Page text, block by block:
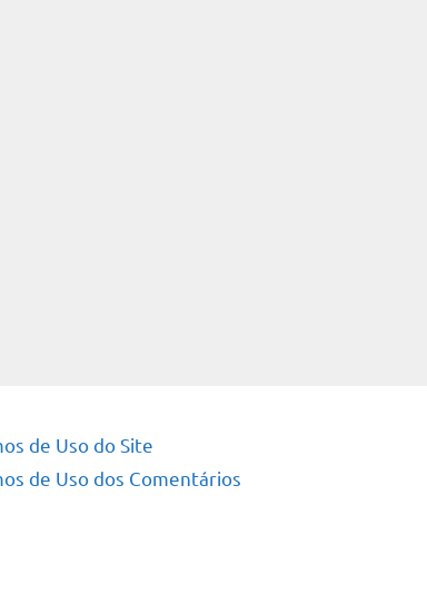
de Uso do Site
de Uso dos Comentários